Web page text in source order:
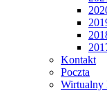
Kontakt
Poczta
Wirtualny